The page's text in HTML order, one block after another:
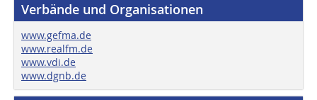
Verbände und Organisationen
www.gefma.de
www.realfm.de
www.vdi.de
www.dgnb.de